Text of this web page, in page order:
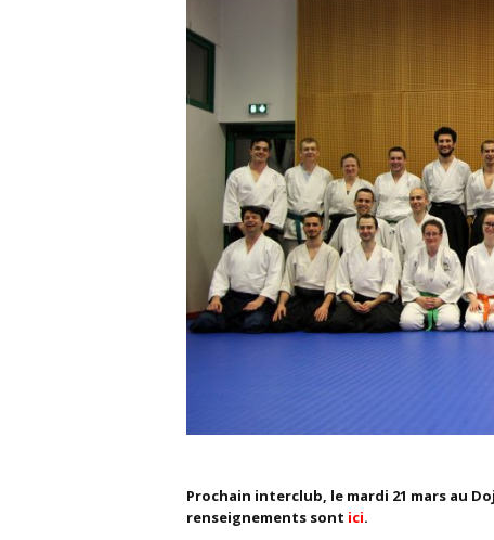
Prochain interclub, le mardi 21 mars au
renseignements sont ici.